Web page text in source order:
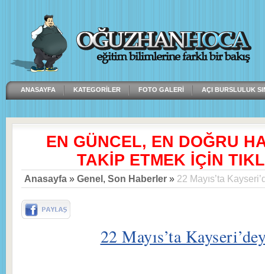
ANASAYFA KATEGORILER FOTO GALERI AÇI BURSLULUK
EN GÜNCEL, EN DOĞRU
TAKİP ETMEK İÇİN
Anasayfa » Genel, Son Haberler » 22 Mayıs’ta
22 Mayıs’ta